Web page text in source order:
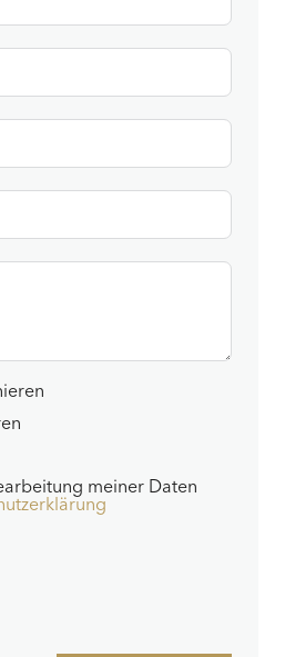
meiner Daten